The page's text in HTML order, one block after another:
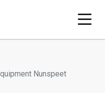
Nunspeet